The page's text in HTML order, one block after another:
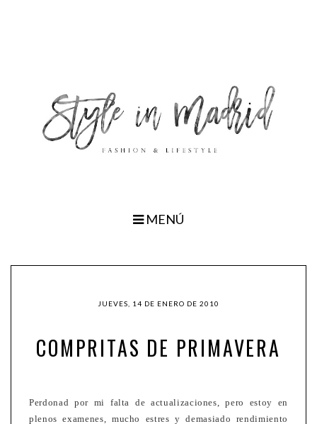
MENÚ
JUEVES, 14 DE ENERO DE 2010
COMPRITAS DE PRIMAVERA
Perdonad por mi falta de actualizaciones, pero estoy en
plenos examenes, mucho estres y demasiado rendimiento